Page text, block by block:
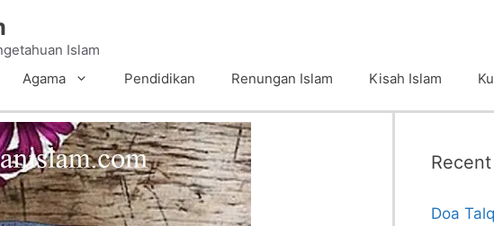
Islam
Agama
Pendidikan Renungan Islam Kisah Islam
Doa